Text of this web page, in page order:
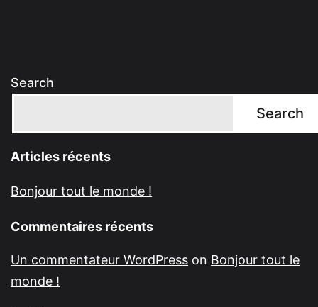
Search
Search
Articles récents
Bonjour tout le monde !
Commentaires récents
Un commentateur WordPress on Bonjour tout le
monde !